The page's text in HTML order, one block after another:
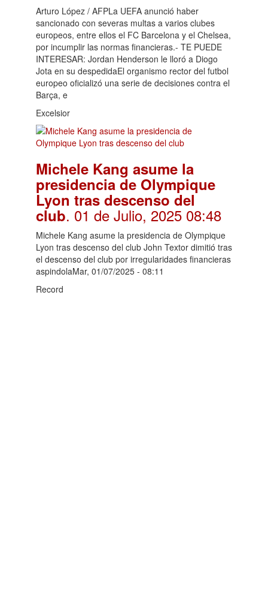
Arturo López / AFPLa UEFA anunció haber
sancionado con severas multas a varios clubes
europeos, entre ellos el FC Barcelona y el Chelsea,
por incumplir las normas financieras.- TE PUEDE
INTERESAR: Jordan Henderson le lloró a Diogo
Jota en su despedidaEl organismo rector del futbol
europeo oficializó una serie de decisiones contra el
Barça, e
Excelsior
Michele Kang asume la
presidencia de Olympique
Lyon tras descenso del
club. 01 de Julio, 2025 08:48
Michele Kang asume la presidencia de Olympique
Lyon tras descenso del club John Textor dimitió tras
el descenso del club por irregularidades financieras
aspindolaMar, 01/07/2025 - 08:11
Record